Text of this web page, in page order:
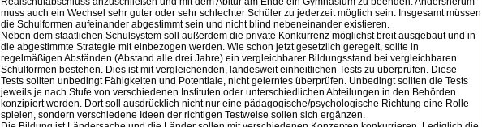
muss auch ein Wechsel sehr guter oder sehr schlechter Schüler zu jederzeit möglich sein. Insgesamt müssen
die Schulformen aufeinander abgestimmt sein und nicht blind nebeneinander existieren.
Neben dem staatlichen Schulsystem soll außerdem die private Konkurrenz möglichst breit ausgebaut und in
die abgestimmte Strategie mit einbezogen werden. Wie schon jetzt gesetzlich geregelt, sollte in
regelmäßigen Abständen (Abstand alle drei Jahre) ein vergleichbarer Bildungsstand bei vergleichbaren
Schulformen bestehen. Dies ist mit vergleichenden, landesweit einheitlichen Tests zu überprüfen. Diese
Tests sollten unbedingt Fähigkeiten und Potentiale, nicht gelerntes überprüfen. Unbedingt sollten die Tests
jeweils je nach Stufe von verschiedenen Instituten oder unterschiedlichen Abteilungen in den Behörden
konzipiert werden. Dort soll ausdrücklich nicht nur eine pädagogische/psychologische Richtung eine Rolle
spielen, sondern verschiedene Ideen der richtigen Testweise sollen sich ergänzen.